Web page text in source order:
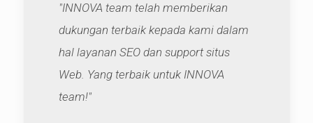
"INNOVA team telah memberikan
dukungan terbaik kepada kami dalam
hal layanan SEO dan support situs
Web. Yang terbaik untuk INNOVA
team!"